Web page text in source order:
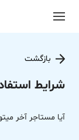
بازگشت
شرایط
آیا مستاجر آخر